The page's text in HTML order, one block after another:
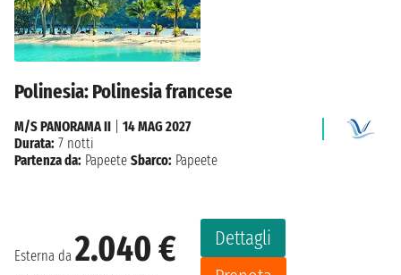
Polinesia: Polinesia francese
Esterna da 2.040 €
Dettagli
M/S PANORAMA II
14 MAG 2027
Durata: 7 notti
Partenza da: Papeete Sbarco: Papeete